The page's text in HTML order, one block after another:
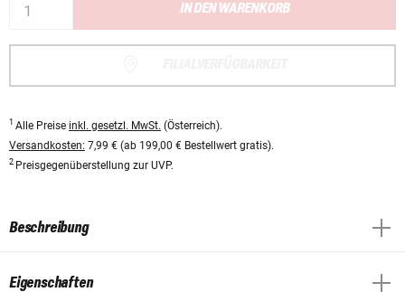
IN DEN WARENKORB
1 Alle Preise inkl. gesetzl. MwSt. (Österreich).
Versandkosten: 7,99 € (ab 199,00 € Bestellwert gratis).
2 Preisgegenüberstellung zur UVP.
Beschreibung
Eigenschaften